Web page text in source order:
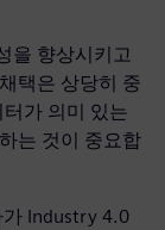
을 향상시키고
택은 상당히 중
가 의미 있는
는 것이 중요합
가 Industry 4.0